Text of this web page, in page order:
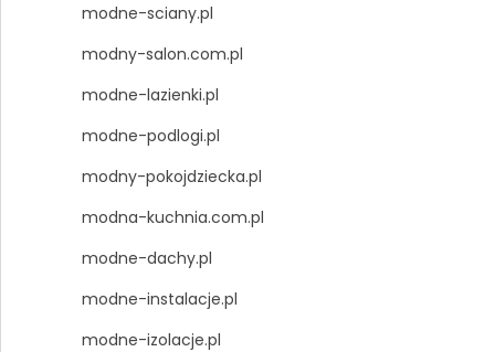
modne-sciany.pl
modny-salon.com.pl
modne-lazienki.pl
modne-podlogi.pl
modny-pokojdziecka.pl
modna-kuchnia.com.pl
modne-dachy.pl
modne-instalacje.pl
modne-izolacje.pl